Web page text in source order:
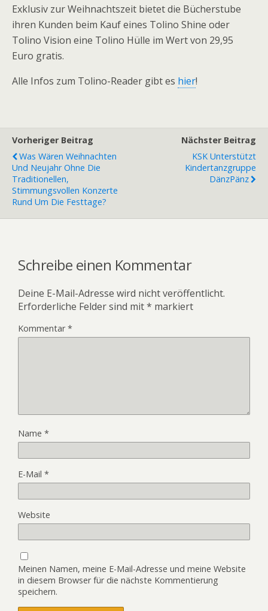
Exklusiv zur Weihnachtszeit bietet die Bücherstube
ihren Kunden beim Kauf eines Tolino Shine oder
Tolino Vision eine Tolino Hülle im Wert von 29,95
Euro gratis.
Alle Infos zum Tolino-Reader gibt es hier!
Vorheriger Beitrag
Was Wären Weihnachten
Und Neujahr Ohne Die
Traditionellen,
Stimmungsvollen Konzerte
Rund Um Die Festtage?
Nächster Beitrag
KSK Unterstützt
Kindertanzgruppe
DänzPänz
Schreibe einen Kommentar
Deine E-Mail-Adresse wird nicht veröffentlicht.
Erforderliche Felder sind mit* markiert
Kommentar*
Name *
E-Mail *
Website
Meinen Namen, meine E-Mail-Adresse und meine Website
in diesem Browser für die nächste Kommentierung
speichern.